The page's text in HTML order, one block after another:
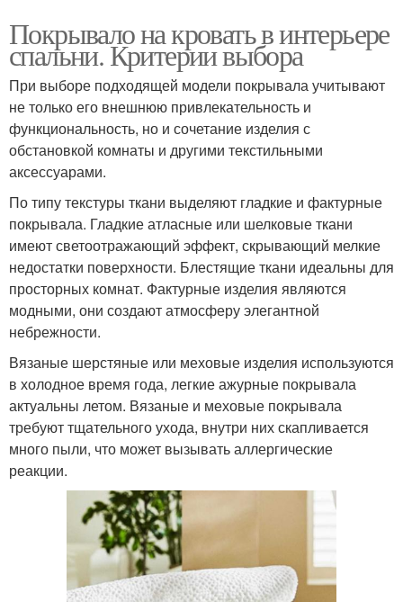
Покрывало на кровать в интерьере
спальни. Критерии выбора
При выборе подходящей модели покрывала учитывают
не только его внешнюю привлекательность и
функциональность, но и сочетание изделия с
обстановкой комнаты и другими текстильными
аксессуарами.
По типу текстуры ткани выделяют гладкие и фактурные
покрывала. Гладкие атласные или шелковые ткани
имеют светоотражающий эффект, скрывающий мелкие
недостатки поверхности. Блестящие ткани идеальны для
просторных комнат. Фактурные изделия являются
модными, они создают атмосферу элегантной
небрежности.
Вязаные шерстяные или меховые изделия используются
в холодное время года, легкие ажурные покрывала
актуальны летом. Вязаные и меховые покрывала
требуют тщательного ухода, внутри них скапливается
много пыли, что может вызывать аллергические
реакции.